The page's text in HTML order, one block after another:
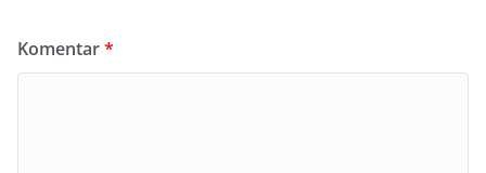
Komentar*